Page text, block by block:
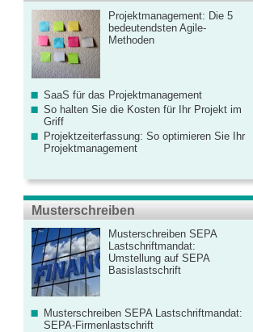
Projektmanagement: Die 5
bedeutendsten Agile-
Methoden
SaaS für das Projektmanagement
So halten Sie die Kosten für Ihr Projekt im
Griff
Projektzeiterfassung: So optimieren Sie Ihr
Projektmanagement
Musterschreiben
Musterschreiben SEPA
Lastschriftmandat:
Umstellung auf SEPA
Basislastschrift
Musterschreiben SEPA Lastschriftmandat:
SEPA-Firmenlastschrift